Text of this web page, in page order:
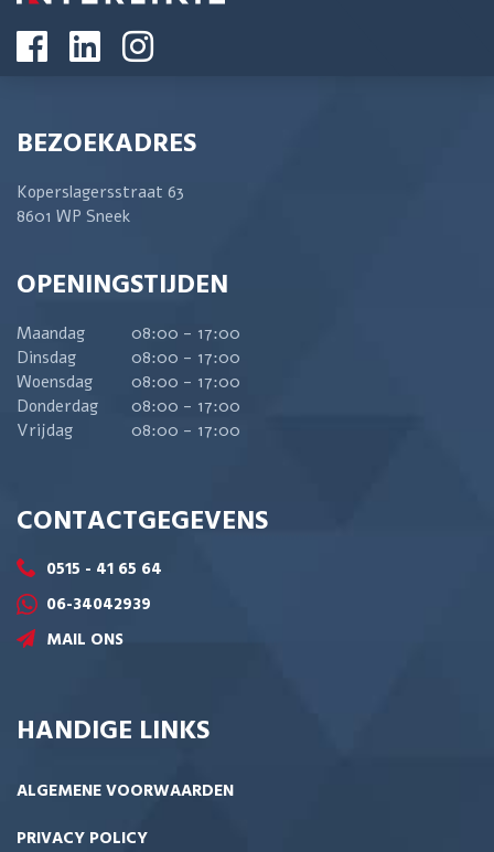
BEZOEKADRES
Koperslagersstraat 63
8601 WP Sneek
OPENINGSTIJDEN
Maandag
08:00 - 17:00
Dinsdag
08:00 - 17:00
Woensdag
08:00 - 17:00
Donderdag
08:00 - 17:00
Vrijdag
08:00 - 17:00
CONTACTGEGEVENS
0515 - 41 65 64
06-34042939
MAIL ONS
HANDIGE LINKS
ALGEMENE VOORWAARDEN
PRIVACY POLICY